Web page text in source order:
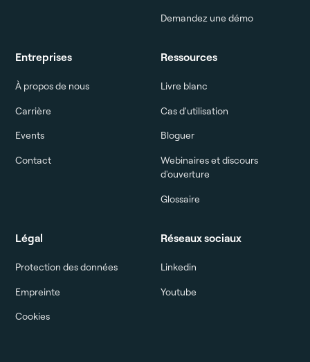
Demandez une démo
Entreprises
À propos de nous
Carrière
Events
Contact
Ressources
Livre blanc
Cas d'utilisation
Bloguer
Webinaires et discours
d'ouverture
Glossaire
Légal
Protection des données
Empreinte
Cookies
Réseaux sociaux
Linkedin
Youtube